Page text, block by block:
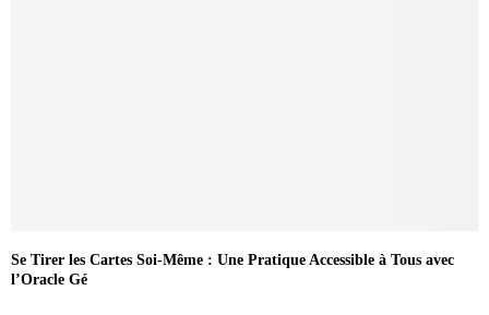
Se Tirer les Cartes Soi-Même : Une Pratique Accessible à Tous avec
l’Oracle Gé